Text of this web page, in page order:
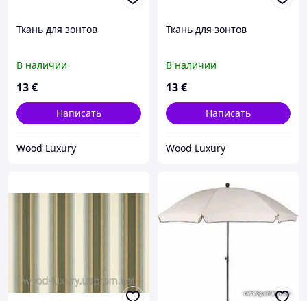
Ткань для зонтов
В наличии
13€
Написать
Wood Luxury
Ткань для зонтов
В наличии
13€
Написать
Wood Luxury